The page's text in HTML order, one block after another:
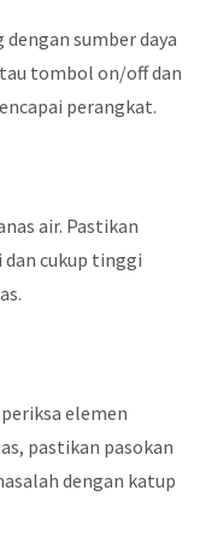
sumber daya
tombol on/off dan
perangkat.
air. Pastikan
cukup tinggi
elemen
pastikan pasokan
dengan katup